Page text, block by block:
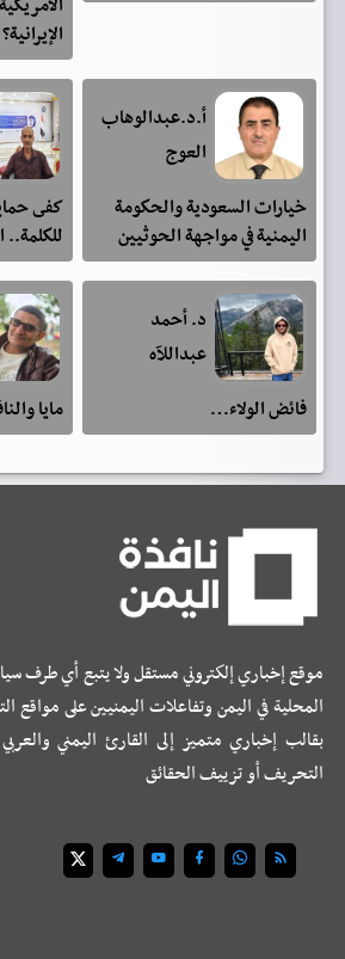
الإيرانية؟
أ.د.عبدالوهاب
العوج
خيارات السعودية والحكومة
اليمنية في مواجهة الحوثيين
كفى
د. أحمد
عبداللآه
فائض الولاء…
مايا
موقع إخباري إلكتروني مستقل ولا يتبع أي طرف
المحلية في اليمن وتفاعلات اليمنيين على مواقع
بقالب إخباري متميز إلى القارئ اليمني
التحريف أو تزييف الحقائق